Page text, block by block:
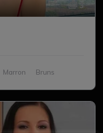
3
Marron
Bruns